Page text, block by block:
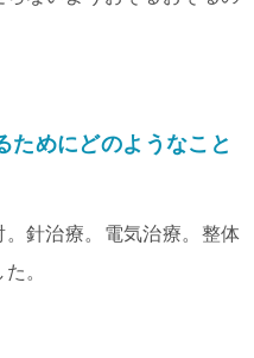
ためにどのようなこと
針治療。電気治療。整体
。